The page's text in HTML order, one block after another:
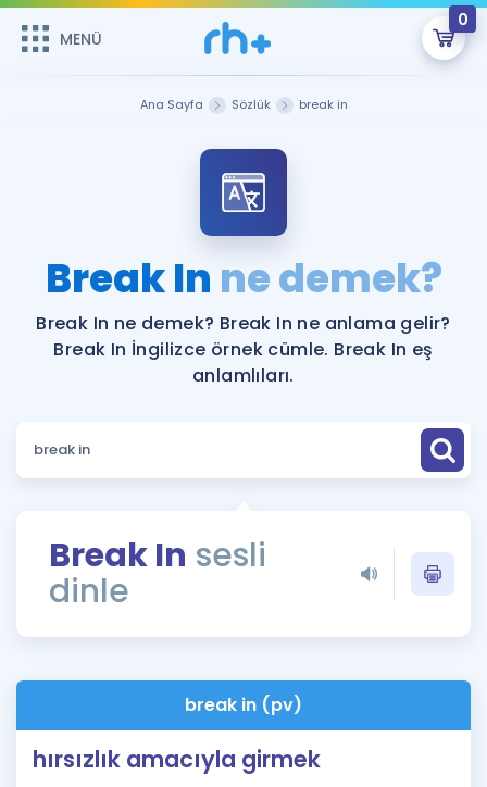
MENÜ
0
ÜYE DEĞİLİM
Sepetin Şu An Boş.
Remzi Hoca ile seni sınava hazırlayacak onlarca eğitim seni
bekliyor!
MENÜ
Faydalı Araçlar
Sözlük
Rehberlik Aracı
ÖSYM Sınav Takvimi
İngilizce Gramer
Hakkımızda
Ana Sayfa Sözlük break in
Break In ne demek?
Break In ne demek? Break In ne anlama gelir?
Break In İngilizce örnek cümle. Break In eş
anlamlıları.
Break In sesli
dinle
break in (pv)
hırsızlık amacıyla girmek